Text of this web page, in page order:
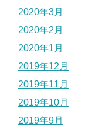
2020年3月
2020年2月
2020年1月
2019年12月
2019年11月
2019年10月
2019年9月